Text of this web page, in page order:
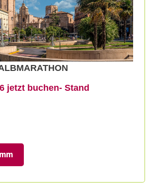
jetzt buchen- Stand